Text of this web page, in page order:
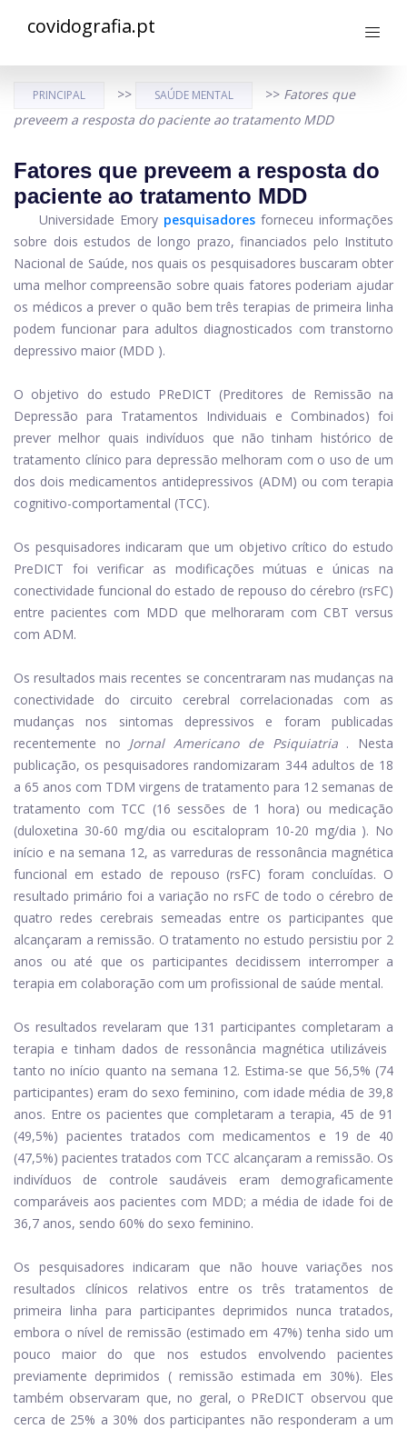
covidografia.pt
PRINCIPAL >> SAÚDE MENTAL >> Fatores que
preveem a resposta do paciente ao tratamento MDD
Fatores que preveem a resposta do
paciente ao tratamento MDD
Universidade Emory pesquisadores forneceu informações
sobre dois estudos de longo prazo, financiados pelo Instituto
Nacional de Saúde, nos quais os pesquisadores buscaram obter
uma melhor compreensão sobre quais fatores poderiam ajudar
os médicos a prever o quão bem três terapias de primeira linha
podem funcionar para adultos diagnosticados com transtorno
depressivo maior (MDD ).
O objetivo do estudo PReDICT (Preditores de Remissão na
Depressão para Tratamentos Individuais e Combinados) foi
prever melhor quais indivíduos que não tinham histórico de
tratamento clínico para depressão melhoram com o uso de um
dos dois medicamentos antidepressivos (ADM) ou com terapia
cognitivo-comportamental (TCC).
Os pesquisadores indicaram que um objetivo crítico do estudo
PreDICT foi verificar as modificações mútuas e únicas na
conectividade funcional do estado de repouso do cérebro (rsFC)
entre pacientes com MDD que melhoraram com CBT versus
com ADM.
Os resultados mais recentes se concentraram nas mudanças na
conectividade do circuito cerebral correlacionadas com as
mudanças nos sintomas depressivos e foram publicadas
recentemente no Jornal Americano de Psiquiatria. Nesta
publicação, os pesquisadores randomizaram 344 adultos de 18
a 65 anos com TDM virgens de tratamento para 12 semanas de
tratamento com TCC (16 sessões de 1 hora) ou medicação
(duloxetina 30-60 mg/dia ou escitalopram 10-20 mg/dia ). No
início e na semana 12, as varreduras de ressonância magnética
funcional em estado de repouso (rsFC) foram concluídas. O
resultado primário foi a variação no rsFC de todo o cérebro de
quatro redes cerebrais semeadas entre os participantes que
alcançaram a remissão. O tratamento no estudo persistiu por 2
anos ou até que os participantes decidissem interromper a
terapia em colaboração com um profissional de saúde mental.
Os resultados revelaram que 131 participantes completaram a
terapia e tinham dados de ressonância magnética utilizáveis ​​
tanto no início quanto na semana 12. Estima-se que 56,5% (74
participantes) eram do sexo feminino, com idade média de 39,8
anos. Entre os pacientes que completaram a terapia, 45 de 91
(49,5%) pacientes tratados com medicamentos e 19 de 40
(47,5%) pacientes tratados com TCC alcançaram a remissão. Os
indivíduos de controle saudáveis ​​eram demograficamente
comparáveis ​​aos pacientes com MDD; a média de idade foi de
36,7 anos, sendo 60% do sexo feminino.
Os pesquisadores indicaram que não houve variações nos
resultados clínicos relativos entre os três tratamentos de
primeira linha para participantes deprimidos nunca tratados,
embora o nível de remissão (estimado em 47%) tenha sido um
pouco maior do que nos estudos envolvendo pacientes
previamente deprimidos ( remissão estimada em 30%). Eles
também observaram que, no geral, o PReDICT observou que
cerca de 25% a 30% dos participantes não responderam a um